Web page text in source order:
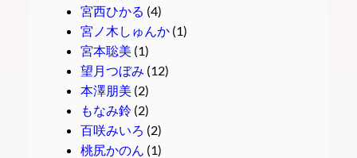
宮西ひかる (4)
宮ノ木しゅんか(1)
宮本聡美 (1)
望月つぼみ (12)
本澤朋美 (2)
もなみ鈴(2)
百咲みいろ (2)
桃尻かのん (1)